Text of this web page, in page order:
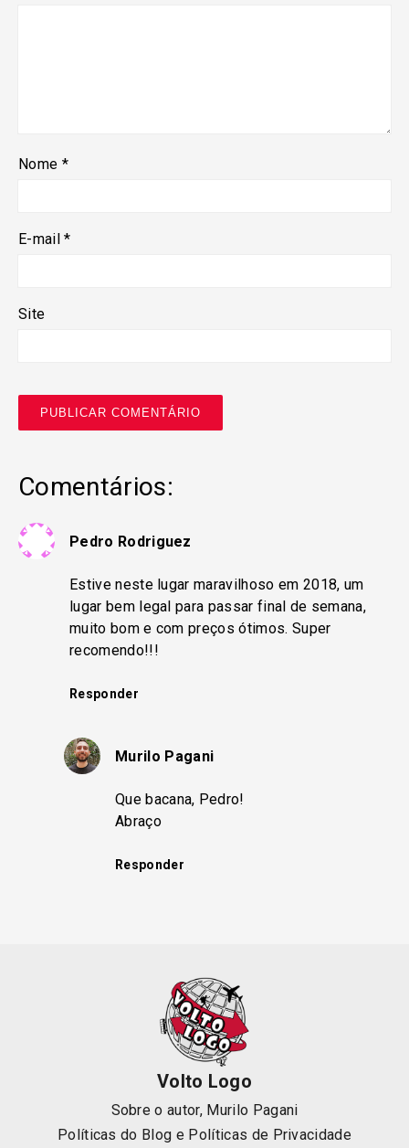
Nome *
E-mail*
Site
Comentários:
Pedro Rodriguez
Estive neste lugar maravilhoso em 2018, um
lugar bem legal para passar final de semana,
muito bom e com preços ótimos. Super
recomendo!!!
Responder
Murilo Pagani
Que bacana, Pedro!
Abraço
Responder
Volto Logo
Sobre o autor, Murilo Pagani
Políticas do Blog e Políticas de Privacidade